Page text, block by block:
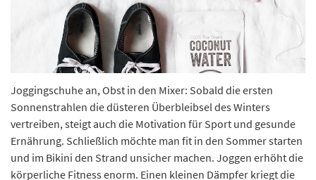
Joggingschuhe an, Obst in den Mixer: Sobald die ersten
Sonnenstrahlen die düsteren Überbleibsel des Winters
vertreiben, steigt auch die Motivation für Sport und gesunde
Ernährung. Schließlich möchte man fit in den Sommer starten
und im Bikini den Strand unsicher machen. Joggen erhöht die
körperliche Fitness enorm. Einen kleinen Dämpfer kriegt die